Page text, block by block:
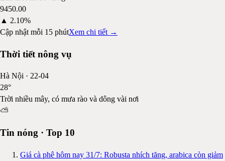
9450.00
▲ 2.10%
Cập nhật mỗi 15 phútXem chi tiết →
Thời tiết nông vụ
Hà Nội · 22-04
28°
Trời nhiều mây, có mưa rào và dông vài nơi
⛅
Tin nóng · Top 10
Giá cà phê hôm nay 31/7: Robusta nhích tăng, arabica còn giảm